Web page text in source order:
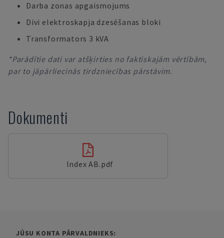
Darba zonas apgaismojums
Divi elektroskapja dzesēšanas bloki
Transformators 3 kVA
*Parādītie dati var atšķirties no faktiskajām vērtībām,
par to jāpārliecinās tirdzniecības pārstāvim.
Dokumenti
Index AB.pdf
JŪSU KONTA PĀRVALDNIEKS: